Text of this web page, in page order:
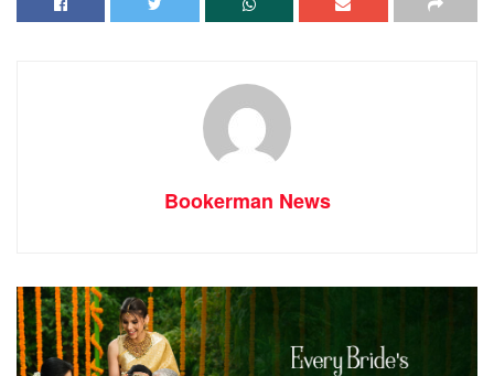
നശിക്കാതെയുമിരിന്നു.അവന്റെ ഭാവനയ്ക്കനുസരിച്ച്
ഉപയോഗിച്ചു തുടങ്ങി.പ്രിയപ്പെട്ടതിനെ എന്തും
വിശേഷിപ്പിക്കുന്നതിന് ” പൊന്നേ” എന്ന പദം പോലും നാം
സ്വര്‍ണത്തില്‍ നിന്നു കടം കൊണ്ടു !!.
താണ്ഡവമാടുമ്പോഴും സ്വര്‍ണത്തിന്റെ വില
രൂപയില്‍ എത്തി നില്‍ക്കുന്നു. ചരിത്രത്തിലെ തന്നെ
ഏറ്റവും വലിയ വിലവര്‍ദ്ധനവാണിത്. 1965ല്‍ പവന്റെ
വില 100 രൂപയ്ക്കു താഴെയായിരുന്നു.
Bookerman News